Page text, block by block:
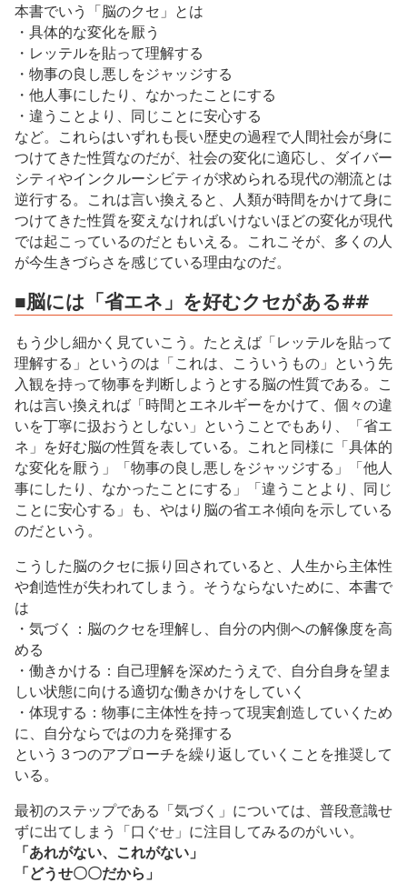
本書でいう「脳のクセ」とは
・具体的な変化を厭う
・レッテルを貼って理解する
・物事の良し悪しをジャッジする
・他人事にしたり、なかったことにする
・違うことより、同じことに安心する
など。これらはいずれも長い歴史の過程で人間社会が身に
つけてきた性質なのだが、社会の変化に適応し、ダイバー
シティやインクルーシビティが求められる現代の潮流とは
逆行する。これは言い換えると、人類が時間をかけて身に
つけてきた性質を変えなければいけないほどの変化が現代
では起こっているのだともいえる。これこそが、多くの人
が今生きづらさを感じている理由なのだ。
■脳には「省エネ」を好むクセがある##
もう少し細かく見ていこう。たとえば「レッテルを貼って
理解する」というのは「これは、こういうもの」という先
入観を持って物事を判断しようとする脳の性質である。こ
れは言い換えれば「時間とエネルギーをかけて、個々の違
いを丁寧に扱おうとしない」ということでもあり、「省エ
ネ」を好む脳の性質を表している。これと同様に「具体的
な変化を厭う」「物事の良し悪しをジャッジする」「他人
事にしたり、なかったことにする」「違うことより、同じ
ことに安心する」も、やはり脳の省エネ傾向を示している
のだという。
こうした脳のクセに振り回されていると、人生から主体性
や創造性が失われてしまう。そうならないために、本書で
は
・気づく：脳のクセを理解し、自分の内側への解像度を高
める
・働きかける：自己理解を深めたうえで、自分自身を望ま
しい状態に向ける適切な働きかけをしていく
・体現する：物事に主体性を持って現実創造していくため
に、自分ならではの力を発揮する
という３つのアプローチを繰り返していくことを推奨して
いる。
最初のステップである「気づく」については、普段意識せ
ずに出てしまう「口ぐせ」に注目してみるのがいい。
「あれがない、これがない」
「どうせ〇〇だから」